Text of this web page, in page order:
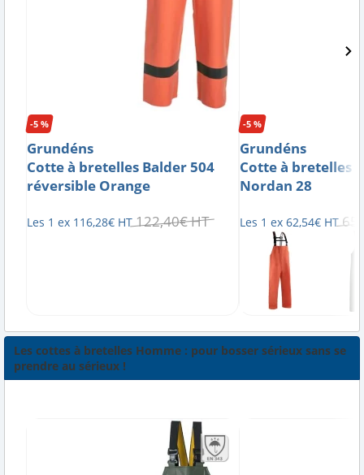
-5 %
Grundéns
Cotte à bretelles Balder 504
réversible Orange
Les 1 ex 116,28€ HT 122,40€HT
-5 %
Grundéns
Cotte à bretelles
Nordan 28
Les 1 ex 62,54€ HT 65
Les cottes à bretelles Homme : pour bosser sérieux sans se
prendre au sérieux !